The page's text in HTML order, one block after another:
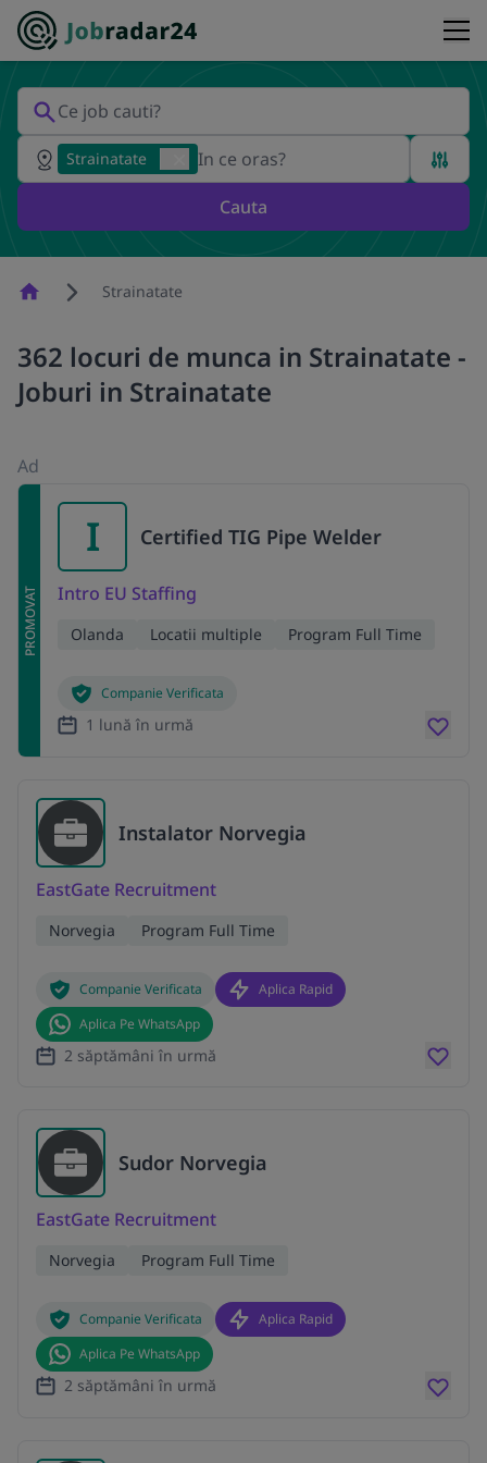
Strainatate
Cauta
HomepageStrainatate
362 locuri de munca in Strainatate -
Joburi in Strainatate
Ad
PROMOVAT
I Certified TIG Pipe Welder
Intro EU Staffing
Olanda Locatii multiple Program Full Time
Companie Verificata
1 lună în urmă
Instalator Norvegia
EastGate Recruitment
Norvegia Program Full Time
Companie Verificata
Aplica Rapid
Aplica Pe WhatsApp
2 săptămâni în urmă
Sudor Norvegia
EastGate Recruitment
Norvegia Program Full Time
Companie Verificata
Aplica Rapid
Aplica Pe WhatsApp
2 săptămâni în urmă